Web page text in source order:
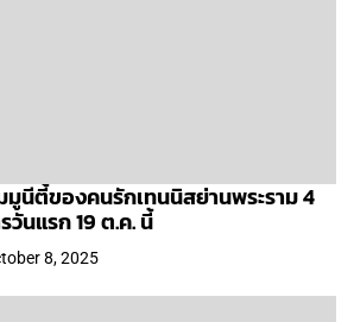
นีตี้ของคนรักเทนนิสย่านพระราม 4
วันแรก 19 ต.ค. นี้
8, 2025